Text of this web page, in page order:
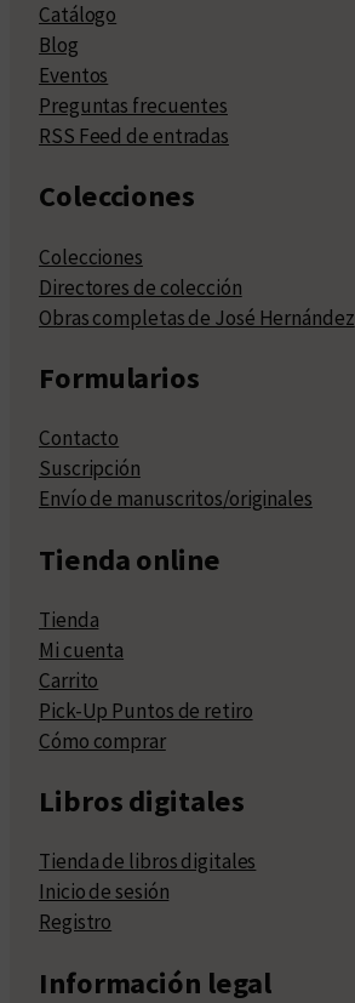
Catálogo
Blog
Eventos
Preguntas frecuentes
RSS Feed de entradas
Colecciones
Colecciones
Directores de colección
Obras completas de José Hernández
Formularios
Contacto
Suscripción
Envío de manuscritos/originales
Tienda online
Tienda
Mi cuenta
Carrito
Pick-Up Puntos de retiro
Cómo comprar
Libros digitales
Tienda de libros digitales
Inicio de sesión
Registro
Información legal